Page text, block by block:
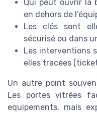
Qui peut ouvrir la
en dehors de
Les clés sont
sécurisé ou dans
Les interventions
elles tracées
Un autre point
Les portes vitrées
equipements, mais